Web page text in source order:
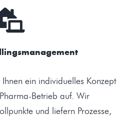
ein individuelles Konzept
Betrieb auf. Wir
und liefern Prozesse,